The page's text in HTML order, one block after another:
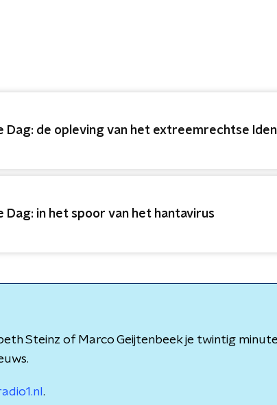
Dag: de opleving van het extreemrechtse
Dag: in het spoor van het hantavirus
Steinz of Marco Geijtenbeek je twintig
.